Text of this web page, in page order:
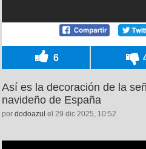
6
Así es la decoración de la
navideño de España
por dodoazul el 29 dic 2025, 10:52